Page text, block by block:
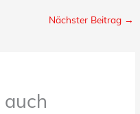
Nächster Beitrag →